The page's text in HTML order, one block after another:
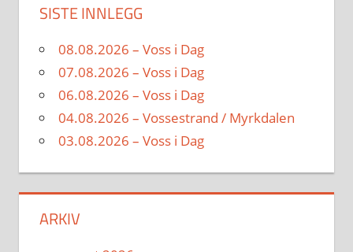
SISTE INNLEGG
08.08.2026 – Voss i Dag
07.08.2026 – Voss i Dag
06.08.2026 – Voss i Dag
04.08.2026 – Vossestrand / Myrkdalen
03.08.2026 – Voss i Dag
ARKIV